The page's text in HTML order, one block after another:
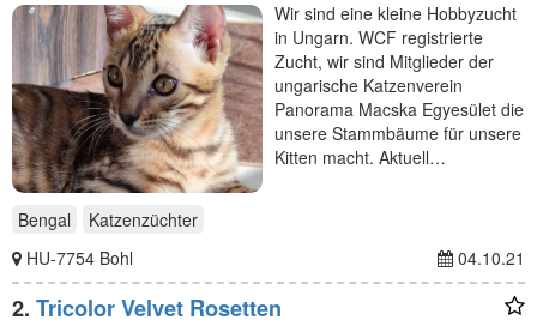
Wir sind eine kleine Hobbyzucht
in Ungarn. WCF registrierte
Zucht, wir sind Mitglieder der
ungarische Katzenverein
Panorama Macska Egyesület die
unsere Stammbäume für unsere
Kitten macht. Aktuell…
Bengal
Katzenzüchter
HU-7754 Bohl
04.10.21
2. Tricolor Velvet Rosetten